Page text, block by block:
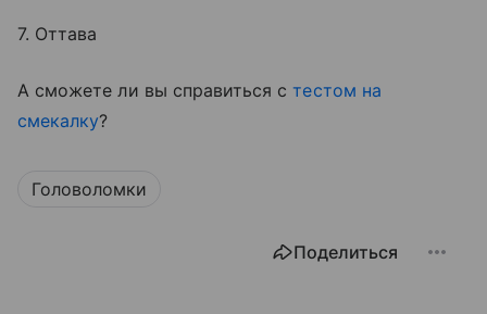
7. Оттава
А сможете ли вы справиться стестом на
смекалку?
Головоломки
Поделиться